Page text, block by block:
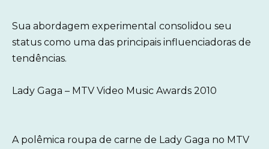
Sua abordagem experimental consolidou seu
status como uma das principais influenciadoras de
tendências.
Lady Gaga – MTV Video Music Awards 2010
A polêmica roupa de carne de Lady Gaga no MTV